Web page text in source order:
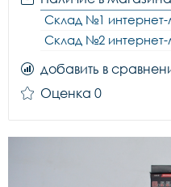
Склад №1 интернет-
Склад №2 интернет-
добавить в
Оценка 0